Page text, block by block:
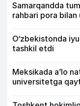
Samarqandda
rahbari pora bilan
O‘zbekistonda
tashkil etdi
Meksikada a’lo
universitetga